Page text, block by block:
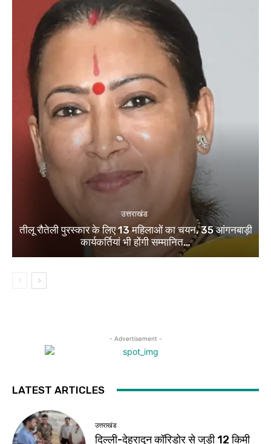
उत्तराखंड
तीलू रौतेली पुरस्कार के लिए 13 महिलाओं का चयन, 35 आंगनबाड़ी
कार्यकर्तियां भी होंगी सम्मानित…
- Advertisement -
LATEST ARTICLES
उत्तराखंड
दिल्ली-देहरादून कॉरिडोर से जुड़ी 12 किमी